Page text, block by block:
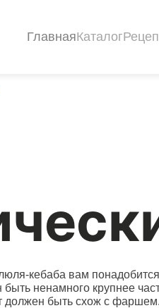
ГлавнаяКаталог
кебаба вам
ненамного крупнее
должен быть схож с